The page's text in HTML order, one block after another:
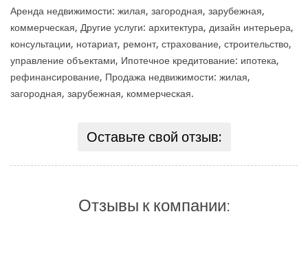
Аренда недвижимости: жилая, загородная, зарубежная,
коммерческая, Другие услуги: архитектура, дизайн интерьера,
консультации, нотариат, ремонт, страхование, строительство,
управление объектами, Ипотечное кредитование: ипотека,
рефинансирование, Продажа недвижимости: жилая,
загородная, зарубежная, коммерческая.
Оставьте свой отзыв:
Отзывы к компании: